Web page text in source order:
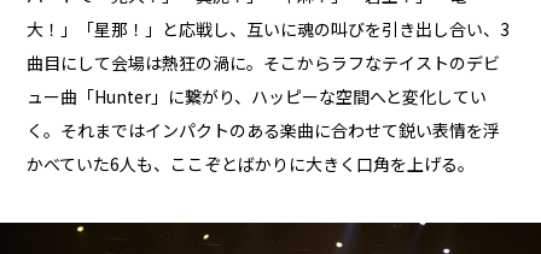
大！」「星那！」と応戦し、互いに魂の叫びを引き出し合い、3
曲目にして会場は熱狂の渦に。そこからラフなテイストのデビ
ュー曲「Hunter」に繋がり、ハッピーな空間へと変化してい
く。それまではインパクトのある楽曲に合わせて鋭い表情を浮
かべていた6人も、ここぞとばかりに大きく口角を上げる。